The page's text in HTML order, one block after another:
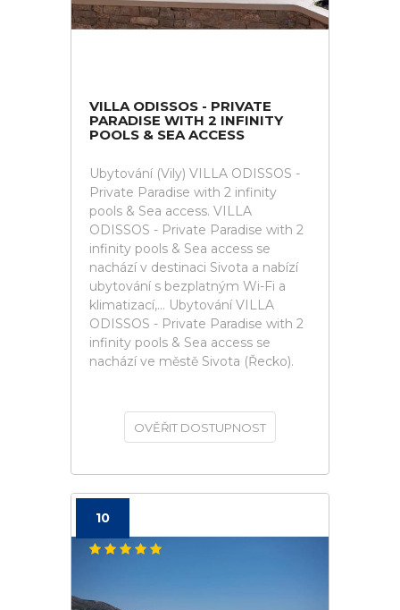
VILLA ODISSOS - PRIVATE
PARADISE WITH 2 INFINITY
POOLS & SEA ACCESS
Ubytování (Vily) VILLA ODISSOS -
Private Paradise with 2 infinity
pools & Sea access. VILLA
ODISSOS - Private Paradise with 2
infinity pools & Sea access se
nachází v destinaci Sivota a nabízí
ubytování s bezplatným Wi-Fi a
klimatizací,... Ubytování VILLA
ODISSOS - Private Paradise with 2
infinity pools & Sea access se
nachází ve městě Sivota (Řecko).
OVĚŘIT DOSTUPNOST
10